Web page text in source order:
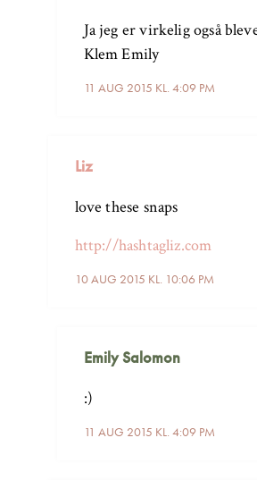
11 AUG 2015 KL. 4:09 PM
Ja jeg er virkelig også
Klem Emily
Liz
10 AUG 2015 KL. 10:06 PM
love these snaps
http://hashtagliz.com
Emily Salomon
11 AUG 2015 KL. 4:09 PM
:)